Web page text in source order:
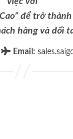
để trở
hàng và đối
Email :